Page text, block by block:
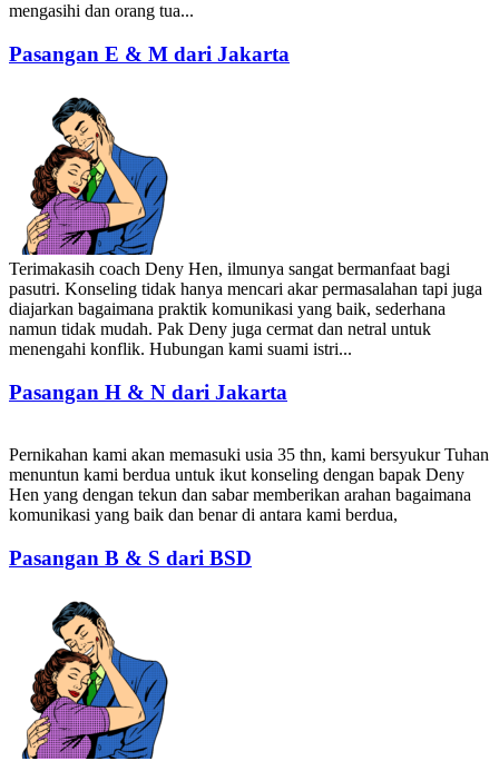
mengasihi dan orang tua...
Pasangan E & M dari Jakarta
Terimakasih coach Deny Hen, ilmunya sangat bermanfaat bagi
pasutri. Konseling tidak hanya mencari akar permasalahan tapi juga
diajarkan bagaimana praktik komunikasi yang baik, sederhana
namun tidak mudah. Pak Deny juga cermat dan netral untuk
menengahi konflik. Hubungan kami suami istri...
Pasangan H & N dari Jakarta
Pernikahan kami akan memasuki usia 35 thn, kami bersyukur Tuhan
menuntun kami berdua untuk ikut konseling dengan bapak Deny
Hen yang dengan tekun dan sabar memberikan arahan bagaimana
komunikasi yang baik dan benar di antara kami berdua,
Pasangan B & S dari BSD